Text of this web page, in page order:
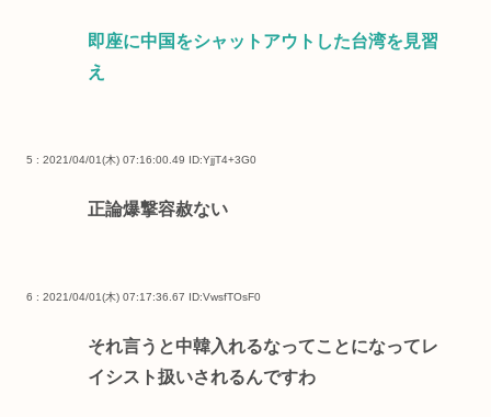
即座に中国をシャットアウトした台湾を見習
え
5 : 2021/04/01(木) 07:16:00.49 ID:YjjT4+3G0
正論爆撃容赦ない
6 : 2021/04/01(木) 07:17:36.67 ID:VwsfTOsF0
それ言うと中韓入れるなってことになってレ
イシスト扱いされるんですわ